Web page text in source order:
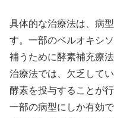
具体的な治療法は、病
す。一部のペルオキシ
補うために酵素補充療
治療法では、欠乏して
酵素を投与することが
一部の病型にしか有効